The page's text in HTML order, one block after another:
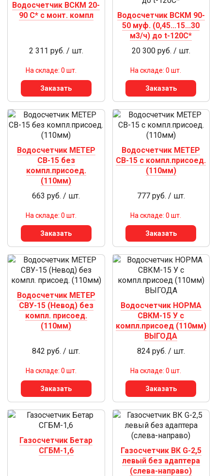
Водосчетчик ВСКМ 20-
90 С* с монт. компл
2 311 руб. / шт.
На складе: 0 шт.
Заказать
Водосчетчик ВСКМ 90-
50 муф. (0,45...15...30
м3/ч) до t-120С*
20 300 руб. / шт.
На складе: 0 шт.
Заказать
Водосчетчик МЕТЕР
СВ-15 без
компл.присоед.
(110мм)
663 руб. / шт.
На складе: 0 шт.
Заказать
Водосчетчик МЕТЕР
СВ-15 с компл.присоед.
(110мм)
777 руб. / шт.
На складе: 0 шт.
Заказать
Водосчетчик МЕТЕР
СВУ-15 (Невод) без
компл. присоед.
(110мм)
842 руб. / шт.
На складе: 0 шт.
Заказать
Водосчетчик НОРМА
СВКМ-15 У с
компл.присоед (110мм)
ВЫГОДА
824 руб. / шт.
На складе: 0 шт.
Заказать
Газосчетчик Бетар
СГБМ-1,6
Газосчетчик ВК G-2,5
левый без адаптера
(слева-направо)